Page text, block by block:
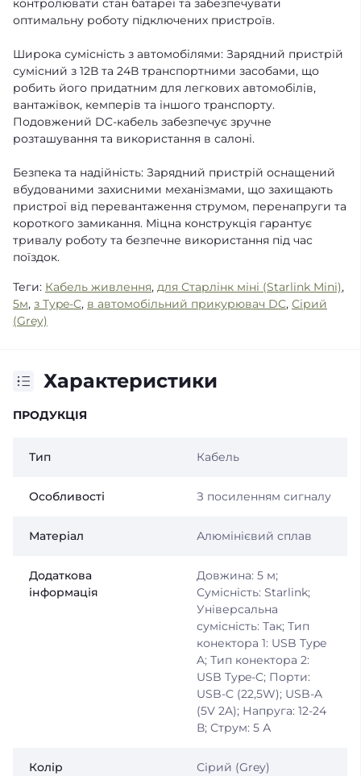
контролювати стан батареї та забезпечувати
оптимальну роботу підключених пристроїв.
Широка сумісність з автомобілями: Зарядний пристрій
сумісний з 12В та 24В транспортними засобами, що
робить його придатним для легкових автомобілів,
вантажівок, кемперів та іншого транспорту.
Подовжений DC-кабель забезпечує зручне
розташування та використання в салоні.
Безпека та надійність: Зарядний пристрій оснащений
вбудованими захисними механізмами, що захищають
пристрої від перевантаження струмом, перенапруги та
короткого замикання. Міцна конструкція гарантує
тривалу роботу та безпечне використання під час
поїздок.
Теги: Кабель живлення, для Старлінк міні (Starlink Mini),
5м, з Type-C, в автомобільний прикурювач DC, Сірий
(Grey)
Характеристики
ПРОДУКЦІЯ
Тип Кабель
Особливості З посиленням сигналу
Матеріал Алюмінієвий сплав
Додаткова
інформація
Довжина: 5 м;
Сумісність: Starlink;
Універсальна
сумісність: Так; Тип
конектора 1: USB Type
A; Тип конектора 2:
USB Type-C; Порти:
USB-C (22,5W); USB-A
(5V 2A); Напруга: 12-24
В; Струм: 5 А
Колір Сірий (Grey)